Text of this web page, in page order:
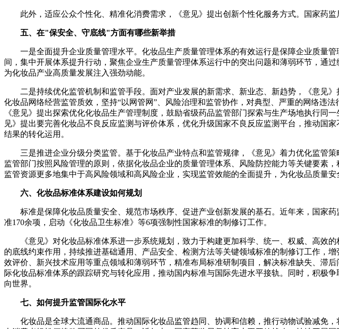
此外，适应公众个性化、精准化消费需求，《意见》提出创新个性化服务方式。国家药
五、在"保安全、守底线"方面有哪些新举措
一是全面提升企业质量管理水平。化妆品生产质量管理体系的有效运行是保障企业质量
间，集中开展体系提升行动，聚焦企业生产质量管理体系运行中的突出问题和薄弱环节，通
为化妆品产业高质量发展注入强劲动能。
二是持续优化监管机制和监管手段。面对产业发展的新需求、新业态、新趋势，《意见
化妆品网络经营监管质效，坚持“以网管网”、风险治理和监管协作，对典型、严重的网络违
《意见》提出探索优化化妆品生产管理制度，鼓励省级药品监管部门探索与生产场地执行
见》提出要完善化妆品不良反应监测与评价体系，优化升级国家不良反应监测平台，推动国
结果的转化运用。
三是推进企业分级分类监管。基于化妆品产业特点和监管规律，《意见》着力优化监管
监管部门按照风险管理的原则，依据化妆品企业的质量管理体系、风险防控能力等关键要素
监管资源更多地集中于高风险领域和高风险企业，实现监管效能的全面提升，为化妆品质量安
六、化妆品标准体系建设如何规划
标准是保障化妆品质量安全、规范市场秩序、促进产业创新发展的基石。近年来，国家
准170余项，启动《化妆品卫生标准》等6项强制性国家标准的制修订工作。
《意见》对化妆品标准体系进一步系统规划，致力于构建更加科学、统一、权威、高
的底线约束作用，持续推进基础通用、产品安全、检测方法等关键领域标准的制修订工作，
效评价、新兴技术应用等重点领域和薄弱环节，精准布局标准研制项目，解决标准缺失、滞
际化妆品标准体系的跟踪研究与转化应用，推动国内标准与国际先进水平接轨。同时，积极
向世界。
七、如何提升监管国际化水平
化妆品是全球大流通商品。推动国际化妆品监管趋同、协调和信赖，推行动物试验减免